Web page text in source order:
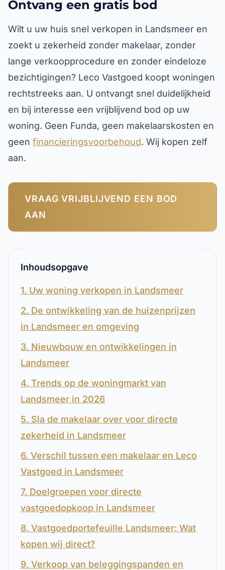
Ontvang een gratis bod
Wilt u uw huis snel verkopen in Landsmeer en
zoekt u zekerheid zonder makelaar, zonder
lange verkoopprocedure en zonder eindeloze
bezichtigingen? Leco Vastgoed koopt woningen
rechtstreeks aan. U ontvangt snel duidelijkheid
en bij interesse een vrijblijvend bod op uw
woning. Geen Funda, geen makelaarskosten en
geen financieringsvoorbehoud. Wij kopen zelf
aan.
VRAAG VRIJBLIJVEND EEN BOD
AAN
Inhoudsopgave
1. Uw woning verkopen in Landsmeer
2. De ontwikkeling van de huizenprijzen
in Landsmeer en omgeving
3. Nieuwbouw en ontwikkelingen in
Landsmeer
4. Trends op de woningmarkt van
Landsmeer in 2026
5. Sla de makelaar over voor directe
zekerheid in Landsmeer
6. Verschil tussen een makelaar en Leco
Vastgoed in Landsmeer
7. Doelgroepen voor directe
vastgoedopkoop in Landsmeer
8. Vastgoedportefeuille Landsmeer: Wat
kopen wij direct?
9. Verkoop van beleggingspanden en